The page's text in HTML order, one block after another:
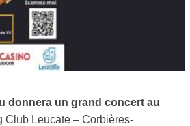
donnera un grand concert au
Club Leucate – Corbières-